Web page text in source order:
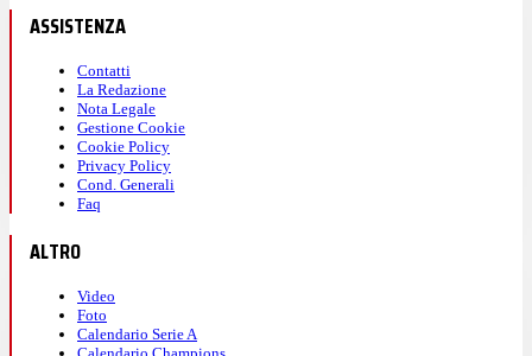
ASSISTENZA
Contatti
La Redazione
Nota Legale
Gestione Cookie
Cookie Policy
Privacy Policy
Cond. Generali
Faq
ALTRO
Video
Foto
Calendario Serie A